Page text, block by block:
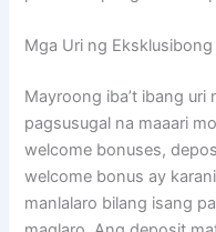
Mga Uri ng
Mayroong iba’t ibang
pagsusugal na maaari
welcome bonuses,
welcome bonus ay
manlalaro bilang isang